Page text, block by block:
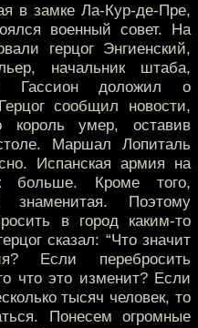
в замке Ла-Кур-де-Пре,
военный совет. На
герцог Энгиенский,
начальник штаба,
Гассион доложил о
сообщил новости,
король умер, оставив
Маршал Лопиталь
Испанская армия на
больше. Кроме того,
знаменитая. Поэтому
в город каким-то
сказал: “Что значит
Если перебросить
что это изменит? Если
тысяч человек, то
Понесем огромные